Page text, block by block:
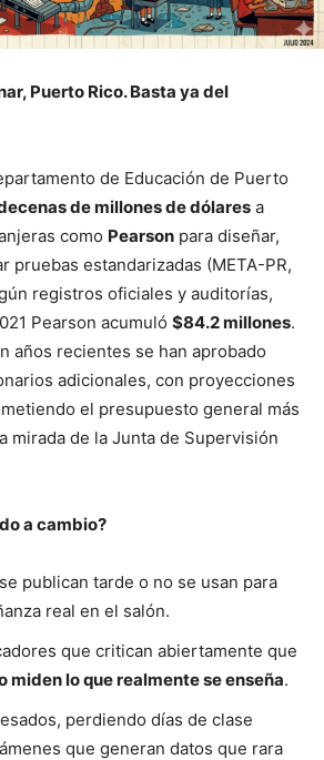
Puerto Rico. Basta ya del
de Educación de Puerto
de millones de dólares a
como Pearson para diseñar,
pruebas estandarizadas (META-PR,
registros oficiales y auditorías,
Pearson acumuló $84.2 millones.
años recientes se han aprobado
adicionales, con proyecciones
el presupuesto general más
mirada de la Junta de Supervisión
a cambio?
publican tarde o no se usan para
real en el salón.
que critican abiertamente que
miden lo que realmente se enseña.
perdiendo días de clase
que generan datos que rara